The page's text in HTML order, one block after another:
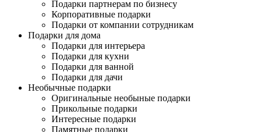
Подарки партнерам по бизнесу
Корпоративные подарки
Подарки от компании сотрудникам
Подарки для дома
Подарки для интерьера
Подарки для кухни
Подарки для ванной
Подарки для дачи
Необычные подарки
Оригинальные необыные подарки
Прикольные подарки
Интересные подарки
Памятные подарки